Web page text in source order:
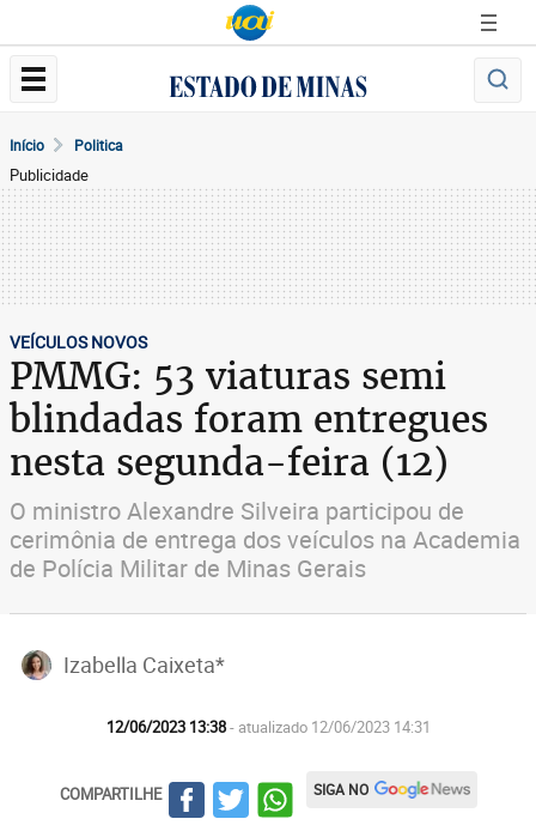
Início Politica
Publicidade
VEÍCULOS NOVOS
PMMG: 53 viaturas semi
blindadas foram entregues
nesta segunda-feira (12)
O ministro Alexandre Silveira participou de
cerimônia de entrega dos veículos na Academia
de Polícia Militar de Minas Gerais
Izabella Caixeta*
12/06/2023 13:38- atualizado 12/06/2023 14:31
COMPARTILHE SIGA NO